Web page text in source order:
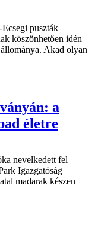
puszták
köszönhetően idén
Akad olyan
a
életre
nevelkedett fel
Igazgatóság
madarak készen